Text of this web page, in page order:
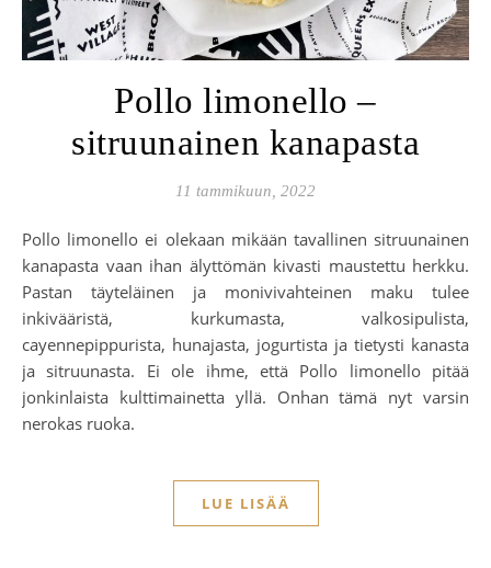
Pollo limonello –
sitruunainen kanapasta
11 tammikuun, 2022
Pollo limonello ei olekaan mikään tavallinen sitruunainen
kanapasta vaan ihan älyttömän kivasti maustettu herkku.
Pastan täyteläinen ja monivivahteinen maku tulee
inkivääristä, kurkumasta, valkosipulista,
cayennepippurista, hunajasta, jogurtista ja tietysti kanasta
ja sitruunasta. Ei ole ihme, että Pollo limonello pitää
jonkinlaista kulttimainetta yllä. Onhan tämä nyt varsin
nerokas ruoka.
LUE LISÄÄ